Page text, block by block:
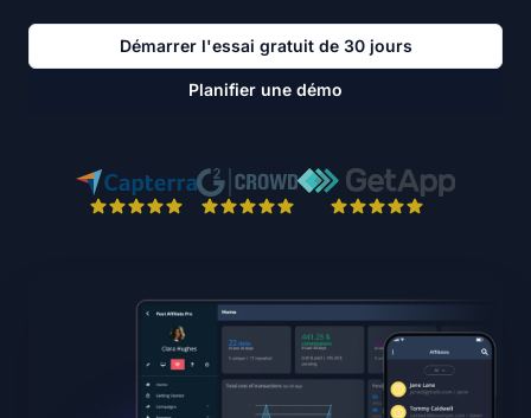
Démarrer l'essai gratuit de 30 jours
Planifier une démo